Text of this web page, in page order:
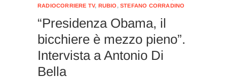
RADIOCORRIERE TV, RUBIO ,STEFANO CORRADINO
“Presidenza Obama, il
bicchiere è mezzo pieno”.
Intervista a Antonio Di
Bella